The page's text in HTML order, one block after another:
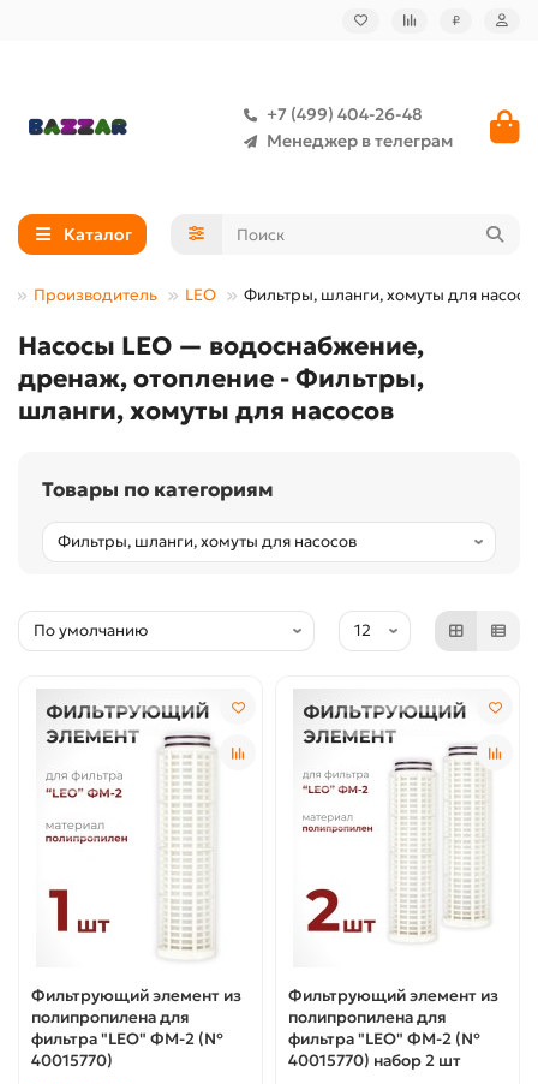
₽
+7 (499) 404-26-48
Менеджер в телеграм
Каталог
Производитель LEO Фильтры, шланги, хомуты для
Насосы LEO — водоснабжение,
дренаж, отопление - Фильтры,
шланги, хомуты для насосов
Товары по категориям
Фильтрующий элемент из
полипропилена для
фильтра "LEO" ФМ-2 (№
40015770)
Фильтрующий элемент из
полипропилена для
фильтра "LEO" ФМ-2 (№
40015770) набор 2 шт